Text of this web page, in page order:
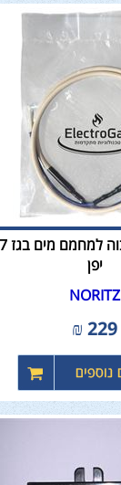
יפן
NORITZ
229
₪